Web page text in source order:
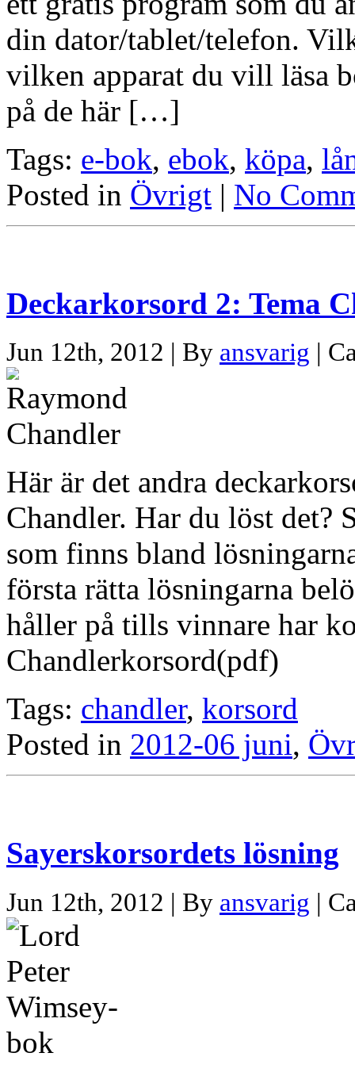
din dator/tablet/telefon.
vilken apparat du vill läsa
på de här […]
Tags: e-bok, ebok, köpa,
Posted in Övrigt | No
Deckarkorsord 2: Tema
Jun 12th, 2012 | By ansvarig |
Här är det andra
Chandler. Har du löst det?
som finns bland
första rätta lösningarna
håller på tills vinnare har
Chandlerkorsord(pdf)
Tags: chandler, korsord
Posted in 2012-06 juni,
Sayerskorsordets lösning
Jun 12th, 2012 | By ansvarig |